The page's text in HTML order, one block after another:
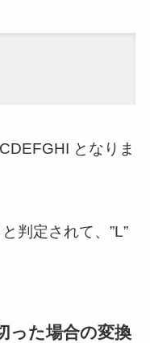
となりま
判定されて、”L”
った場合の変換